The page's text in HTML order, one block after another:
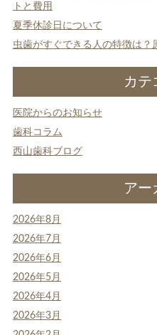
診療時間・アクセス
採用情報
医院からのお知らせ
歯科コラム
トと費用
夏季休診日について
虫歯がすぐできる人の特徴は？
カテ
医院からのお知らせ
歯科コラム
西山歯科ブログ
アー
2026年8月
2026年7月
2026年6月
2026年5月
2026年4月
2026年3月